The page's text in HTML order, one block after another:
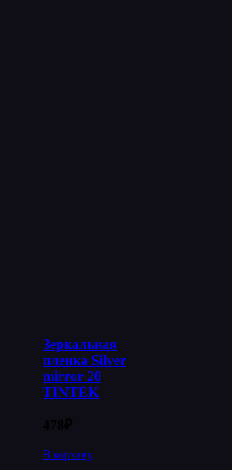
Зеркальная
пленка Silver
mirror 20
TINTEK
В корзину